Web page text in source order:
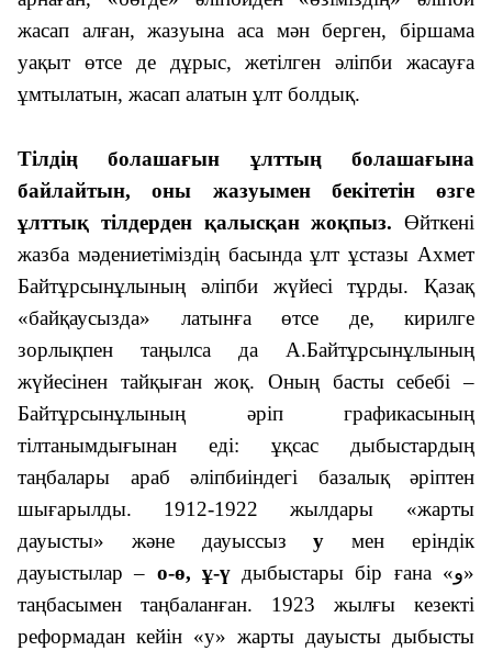
жасап алған, жазуына аса мән берген, біршама
уақыт өтсе де дұрыс, жетілген әліпби жасауға
ұмтылатын, жасап алатын ұлт болдық.
Тілдің болашағын ұлттың болашағына
байлайтын, оны жазуымен бекітетін өзге
ұлттық тілдерден қалысқан жоқпыз. Өйткені
жазба мәдениетіміздің басында ұлт ұстазы Ахмет
Байтұрсынұлының әліпби жүйесі тұрды. Қазақ
«байқаусызда» латынға өтсе де, кирилге
зорлықпен таңылса да А.Байтұрсынұлының
жүйесінен тайқыған жоқ. Оның басты себебі –
Байтұрсынұлының әріп графикасының
тілтанымдығынан еді: ұқсас дыбыстардың
таңбалары араб әліпбиіндегі базалық әріптен
шығарылды.
1912-1922 жылдары «жарты
дауысты» және дауыссызу мен еріндік
дауыстылар – о-ө, ұ-ү дыбыстары бір ғана «ﻭ»
таңбасымен таңбаланған. 1923 жылғы кезекті
реформадан кейін «у» жарты дауысты дыбысты